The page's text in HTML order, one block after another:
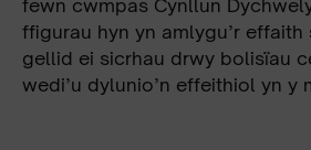
fewn cwmpas Cynllun
ffigurau hyn yn amlygu’r
gellid ei sicrhau drwy bolisïau
wedi’u dylunio’n effeithiol yn y